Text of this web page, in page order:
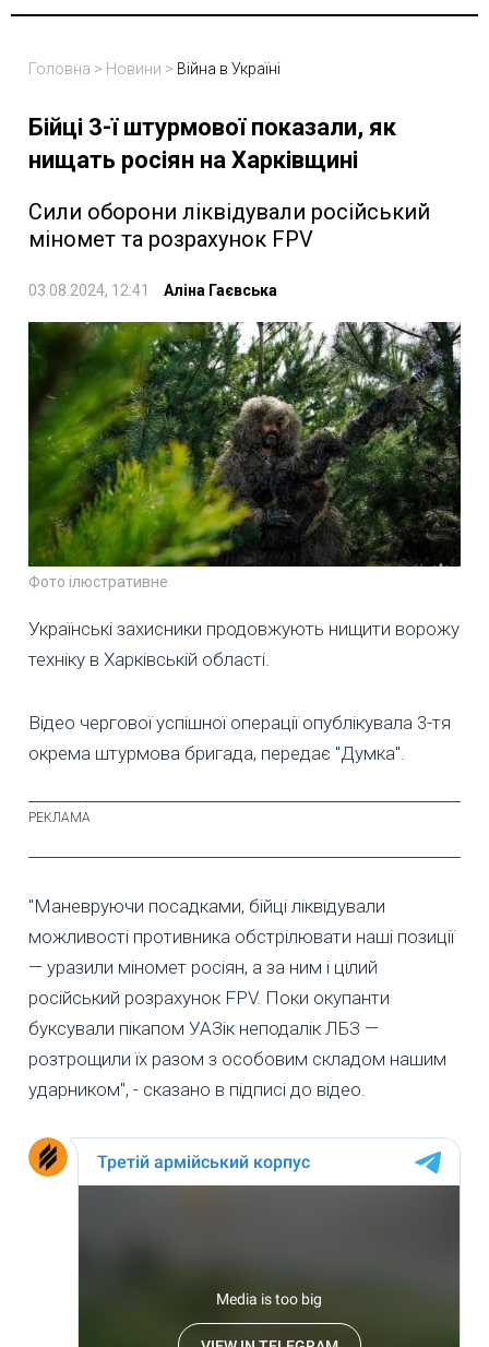
Головна > Новини > Війна в Україні
Бійці 3-ї штурмової показали, як
нищать росіян на Харківщині
Сили оборони ліквідували російський
міномет та розрахунок FPV
03.08.2024, 12:41 Аліна Гаєвська
Фото ілюстративне
Українські захисники продовжують нищити ворожу
техніку в Харківській області.
Відео чергової успішної операції опублікувала 3-тя
окрема штурмова бригада, передає "Думка".
"Маневруючи посадками, бійці ліквідували
можливості противника обстрілювати наші позиції
— уразили міномет росіян, а за ним і цілий
російський розрахунок FPV. Поки окупанти
буксували пікапом УАЗік неподалік ЛБЗ —
розтрощили їх разом з особовим складом нашим
ударником", - сказано в підписі до відео.